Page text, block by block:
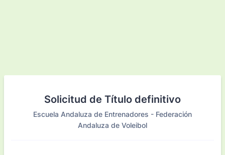
Solicitud de Título definitivo
Escuela Andaluza de Entrenadores - Federación
Andaluza de Voleibol